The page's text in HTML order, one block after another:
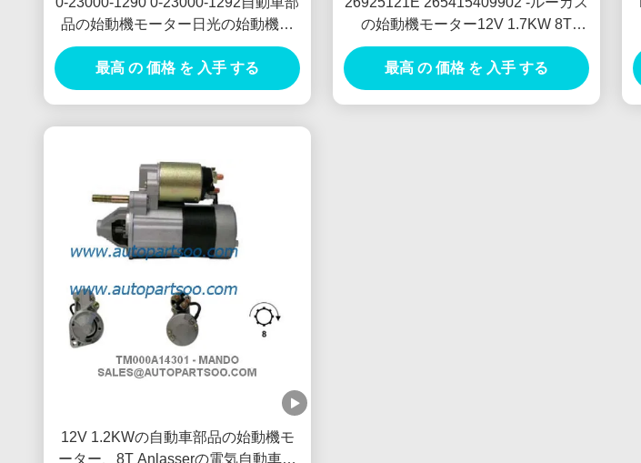
品の始動機モーター日光の始動機モ
ーター24V 5.5KW 11T Motores De
Arranque
最高 の 価格 を 入手 する
の始動機モーター12V 1.7KW 8T
MOTORES DE ARRANQUE
最高 の 価格 を 入手 する
12V 1.2KWの自動車部品の始動機モ
ーター、8T Anlasserの電気自動車の